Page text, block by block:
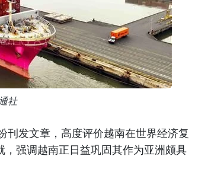
社
发文章，高度评价越南在世界经济复
强调越南正日益巩固其作为亚洲颇具